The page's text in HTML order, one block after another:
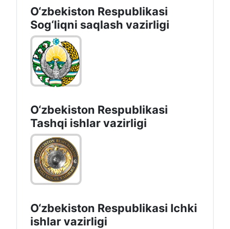
O‘zbеkistоn Rеspublikаsi
Sоg‘liqni saqlash vаzirligi
O‘zbеkistоn Rеspublikаsi
Tashqi ishlаr vаzirligi
O‘zbеkiston Rеspublikаsi Ichki
ishlаr vаzirligi